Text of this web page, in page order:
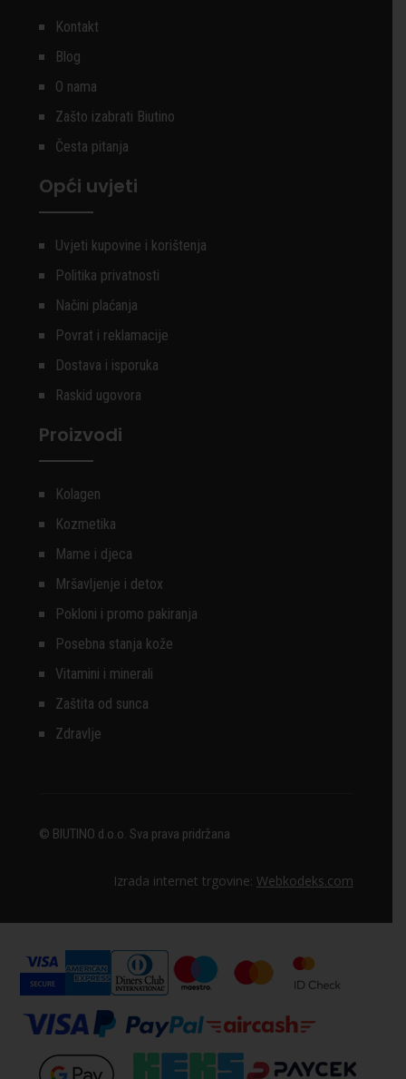
Kontakt
Blog
O nama
Zašto izabrati Biutino
Česta pitanja
Opći uvjeti
Uvjeti kupovine i korištenja
Politika privatnosti
Načini plaćanja
Povrat i reklamacije
Dostava i isporuka
Raskid ugovora
Proizvodi
Kolagen
Kozmetika
Mame i djeca
Mršavljenje i detox
Pokloni i promo pakiranja
Posebna stanja kože
Vitamini i minerali
Zaštita od sunca
Zdravlje
© BIUTINO d.o.o. Sva prava pridržana
Izrada internet trgovine: Webkodeks.com